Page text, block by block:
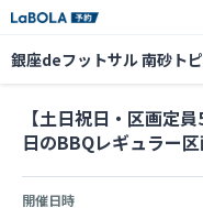
銀座deフットサル 南砂ト
【土日祝日・区画定
日のBBQレギュラー
開催日時